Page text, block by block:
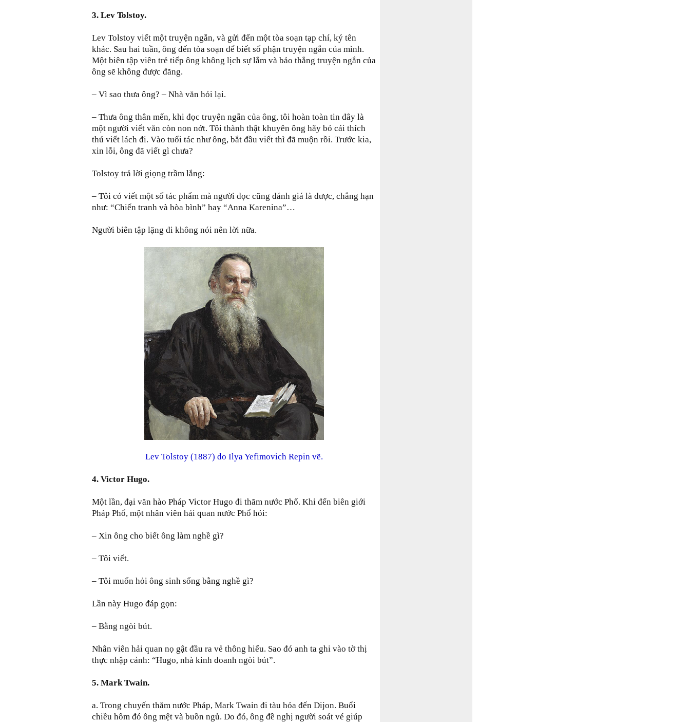
3. Lev Tolstoy.
Lev Tolstoy viết một truyện ngắn, và gửi đến một tòa soạn tạp chí, ký tên
khác. Sau hai tuần, ông đến tòa soạn để biết số phận truyện ngắn của mình.
Một biên tập viên trẻ tiếp ông không lịch sự lắm và bảo thẳng truyện ngắn của
ông sẽ không được đăng.
– Vì sao thưa ông? – Nhà văn hỏi lại.
– Thưa ông thân mến, khi đọc truyện ngắn của ông, tôi hoàn toàn tin đây là
một người viết văn còn non nớt. Tôi thành thật khuyên ông hãy bỏ cái thích
thú viết lách đi. Vào tuổi tác như ông, bắt đầu viết thì đã muộn rồi. Trước kia,
xin lỗi, ông đã viết gì chưa?
Tolstoy trả lời giọng trầm lắng:
– Tôi có viết một số tác phẩm mà người đọc cũng đánh giá là được, chẳng hạn
như: “Chiến tranh và hòa bình” hay “Anna Karenina”…
Người biên tập lặng đi không nói nên lời nữa.
Lev Tolstoy (1887) do Ilya Yefimovich Repin vẽ.
4. Victor Hugo.
Một lần, đại văn hào Pháp Victor Hugo đi thăm nước Phổ. Khi đến biên giới
Pháp Phổ, một nhân viên hải quan nước Phổ hỏi:
– Xin ông cho biết ông làm nghề gì?
– Tôi viết.
– Tôi muốn hỏi ông sinh sống bằng nghề gì?
Lần này Hugo đáp gọn:
– Bằng ngòi bút.
Nhân viên hải quan nọ gật đầu ra vẻ thông hiểu. Sao đó anh ta ghi vào tờ thị
thực nhập cảnh: “Hugo, nhà kinh doanh ngòi bút”.
5. Mark Twain.
a. Trong chuyến thăm nước Pháp, Mark Twain đi tàu hỏa đến Dijon. Buổi
chiều hôm đó ông mệt và buồn ngủ. Do đó, ông đề nghị người soát vé giúp